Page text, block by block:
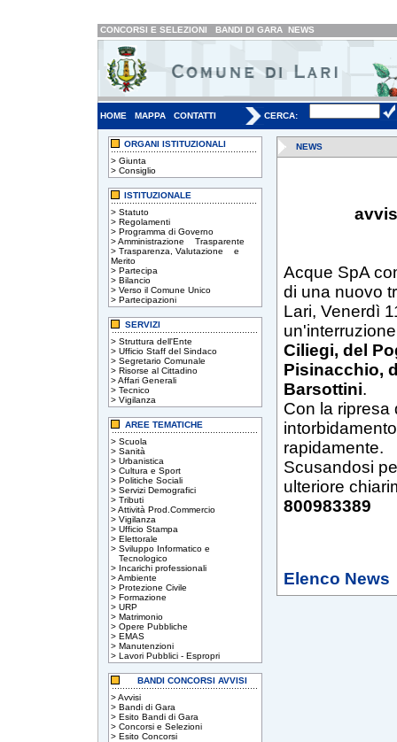
CONCORSI E SELEZIONI BANDI DI GARA NEWS
HOME MAPPA CONTATTI CERCA:
ORGANI ISTITUZIONALI
> Giunta
> Consiglio
ISTITUZIONALE
> Statuto
> Regolamenti
> Programma di Governo
>Amministrazione Trasparente
> Trasparenza, Valutazione e
Merito
> Partecipa
> Bilancio
> Verso il Comune Unico
> Partecipazioni
SERVIZI
> Struttura dell'Ente
> Ufficio Staff del Sindaco
> Segretario Comunale
> Risorse al Cittadino
>Affari Generali
> Tecnico
> Vigilanza
AREE TEMATICHE
> Scuola
> Sanità
> Urbanistica
> Cultura e Sport
> Politiche Sociali
> Servizi Demografici
> Tributi
>Attività Prod.Commercio
> Vigilanza
> Ufficio Stampa
> Elettorale
> Sviluppo Informatico e
Tecnologico
> Incarichi professionali
>Ambiente
> Protezione Civile
> Formazione
> URP
> Matrimonio
> Opere Pubbliche
> EMAS
> Manutenzioni
> Lavori Pubblici - Espropri
BANDI CONCORSI AVVISI
>Avvisi
> Bandi di Gara
> Esito Bandi di Gara
> Concorsi e Selezioni
> Esito Concorsi
NEWS
Acque SpA
di una nuovo
Lari, Venerdì
Ciliegi, del
Pisinacchio,
Barsottini.
Con la ripresa
rapidamente.
Scusandosi
ulteriore
800983389
Elenco News